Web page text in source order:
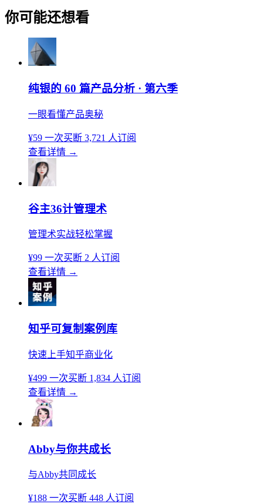
你可能还想看
纯银的 60 篇产品分析 · 第六季
一眼看懂产品奥秘
¥59 一次买断 3,721 人订阅
查看详情 →
谷主36计管理术
管理术实战轻松掌握
¥99 一次买断 2 人订阅
查看详情 →
知乎可复制案例库
快速上手知乎商业化
¥499 一次买断 1,834 人订阅
查看详情 →
Abby与你共成长
与Abby共同成长
¥188 一次买断 448 人订阅